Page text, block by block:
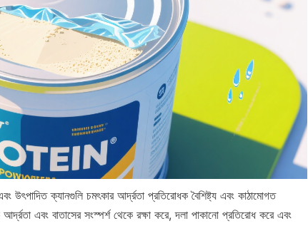
উৎপাদিত ক্যানগুলি চমৎকার আর্দ্রতা প্রতিরোধক বৈশিষ্ট্য এবং কাঠামোগত
এবং বাতাসের সংস্পর্শ থেকে রক্ষা করে, দলা পাকানো প্রতিরোধ করে এবং